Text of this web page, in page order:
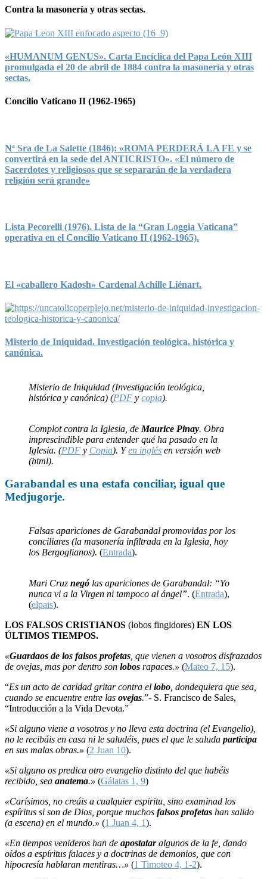
Contra la masonería y otras sectas.
«HUMANUM GENUS». Carta Encíclica del Papa León XIII
promulgada el 20 de abril de 1884 contra la masonería y otras
sectas.
Concilio Vaticano II (1962-1965)
Nª Sra de La Salette (1846): «ROMA PERDERÁ LA FE y se
convertirá en la sede del ANTICRISTO». «El número de
Sacerdotes y religiosos que se separarán de la verdadera
religión será grande»
Lista Pecorelli (1976). Lista de la “Gran Loggia Vaticana”
operativa en el Concilio Vaticano II (1962-1965).
El «caballero Kadosh» Cardenal Achille Liénart.
Misterio de Iniquidad. Investigación teológica, histórica y
canónica.
Misterio de Iniquidad (Investigación teológica,
histórica y canónica) (PDF y copia).
Complot contra la Iglesia, de Maurice Pinay. Obra
imprescindible para entender qué ha pasado en la
Iglesia. (PDF y Copia). Yen inglés en versión web
(html).
Garabandal es una estafa conciliar, igual que
Medjugorje.
Falsas apariciones de Garabandal promovidas por los
conciliares (la masonería infiltrada en la Iglesia, hoy
los Bergoglianos). (Entrada).
Mari Cruz negó las apariciones de Garabandal: “Yo
nunca vi a la Virgen ni tampoco al ángel”. (Entrada),
(elpais).
LOS FALSOS CRISTIANOS (lobos fingidores) EN LOS
ÚLTIMOS TIEMPOS.
«Guardaos de los falsos profetas , que vienen a vosotros disfrazados
de ovejas, mas por dentro son lobos rapaces.» (Mateo 7, 15).
“Es un acto de caridad gritar contra el lobo , dondequiera que sea,
cuando se encuentre entre las ovejas.”- S. Francisco de Sales,
“Introducción a la Vida Devota.”
«Si alguno viene a vosotros y no lleva esta doctrina (el Evangelio),
no le recibáis en casa ni le saludéis, pues el que le saluda participa
en sus malas obras.» (2 Juan 10).
«Si alguno os predica otro evangelio distinto del que habéis
recibido, sea anatema.» (Gálatas 1, 9)
«Carísimos, no creáis a cualquier espiritu, sino examinad los
espíritus si son de Dios, porque muchos falsos profetas han salido
(a escena) en el mundo.» (1 Juan 4, 1).
«En tiempos venideros han de apostataralgunos de la fe, dando
oídos a espíritus falaces y a doctrinas de demonios, que con
hipocresía hablaran mentiras…» (1 Timoteo 4, 1-2).